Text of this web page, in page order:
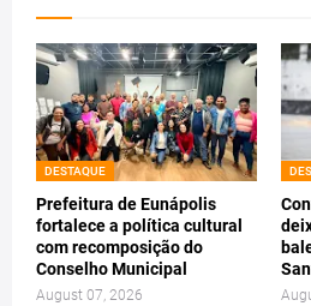
DESTAQUE
Prefeitura de Eunápolis
fortalece a política cultural
com recomposição do
Conselho Municipal
August 07, 2026